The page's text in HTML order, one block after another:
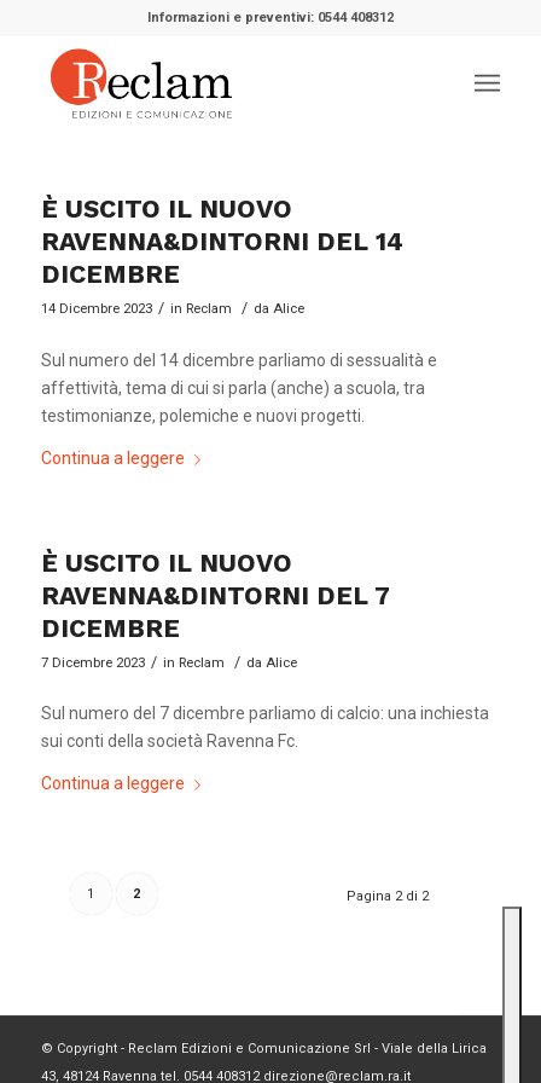
Informazioni e preventivi: 0544 408312
È USCITO IL NUOVO
RAVENNA&DINTORNI DEL 14
DICEMBRE
14 Dicembre 2023 / in Reclam / da Alice
Sul numero del 14 dicembre parliamo di sessualità e
affettività, tema di cui si parla (anche) a scuola, tra
testimonianze, polemiche e nuovi progetti.
Continua a leggere
È USCITO IL NUOVO
RAVENNA&DINTORNI DEL 7
DICEMBRE
7 Dicembre 2023 / in Reclam / da Alice
Sul numero del 7 dicembre parliamo di calcio: una inchiesta
sui conti della società Ravenna Fc.
Continua a leggere
Pagina 2 di 2
1 2
© Copyright - Reclam Edizioni e Comunicazione Srl - Viale della Lirica
43, 48124 Ravenna tel. 0544 408312 direzione@reclam.ra.it